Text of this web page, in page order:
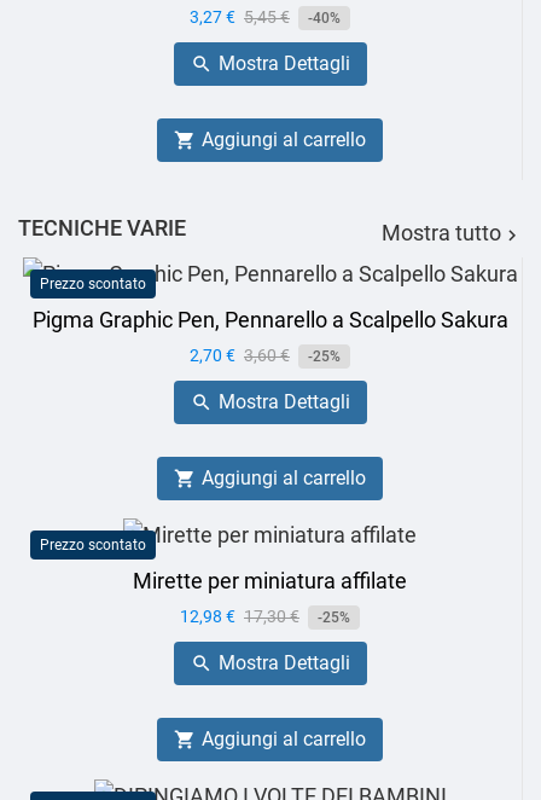
Prezzo
3,27 € Prezzo
base
5,45 € -40%
 Mostra Dettagli
 Aggiungi al carrello
TECNICHE VARIE Mostra tutto 
Prezzo scontato
Pigma Graphic Pen, Pennarello a Scalpello Sakura
Prezzo
2,70 € Prezzo
base
3,60 € -25%
 Mostra Dettagli
 Aggiungi al carrello
Prezzo scontato
Mirette per miniatura affilate
Prezzo
12,98 € Prezzo
base
17,30 € -25%
 Mostra Dettagli
 Aggiungi al carrello